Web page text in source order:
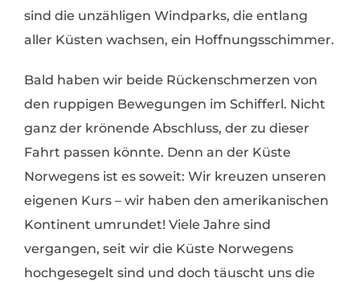
sind die unzähligen Windparks, die entlang
aller Küsten wachsen, ein Hoffnungsschimmer.
Bald haben wir beide Rückenschmerzen von
den ruppigen Bewegungen im Schifferl. Nicht
ganz der krönende Abschluss, der zu dieser
Fahrt passen könnte. Denn an der Küste
Norwegens ist es soweit: Wir kreuzen unseren
eigenen Kurs – wir haben den amerikanischen
Kontinent umrundet! Viele Jahre sind
vergangen, seit wir die Küste Norwegens
hochgesegelt sind und doch täuscht uns die